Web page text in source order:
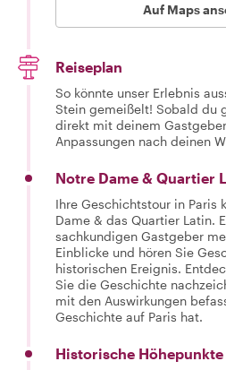
Auf Maps
Reiseplan
So könnte unser Erlebnis
Stein gemeißelt! Sobald du
direkt mit deinem
Anpassungen nach deinen
Notre Dame & Quartier
Ihre Geschichtstour in Paris
Dame & das Quartier Latin.
sachkundigen Gastgeber
Einblicke und hören Sie
historischen Ereignis.
Sie die Geschichte
mit den Auswirkungen
Geschichte auf Paris hat.
Historische Höhepunkte